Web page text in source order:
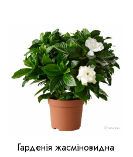
Гарденія жасміновидна